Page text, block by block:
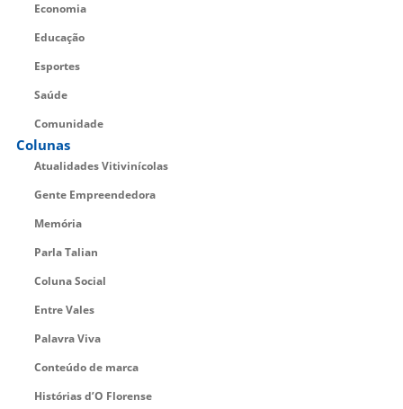
Economia
Educação
Esportes
Saúde
Comunidade
Colunas
Atualidades Vitivinícolas
Gente Empreendedora
Memória
Parla Talian
Coluna Social
Entre Vales
Palavra Viva
Conteúdo de marca
Histórias d’O Florense